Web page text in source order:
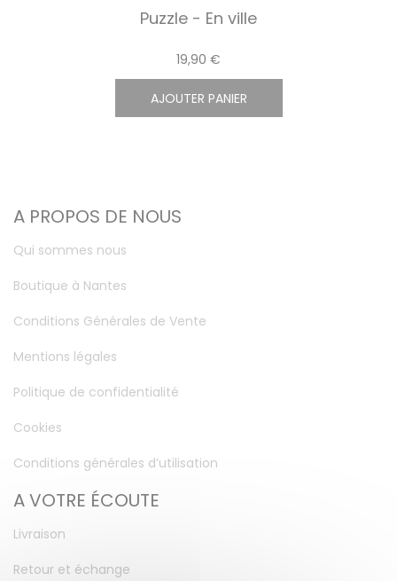
Puzzle - En ville
19,90 €
AJOUTER PANIER
A PROPOS DE NOUS
Qui sommes nous
Boutique à Nantes
Conditions Générales de Vente
Mentions légales
Politique de confidentialité
Cookies
Conditions générales d’utilisation
A VOTRE ÉCOUTE
Livraison
Retour et échange